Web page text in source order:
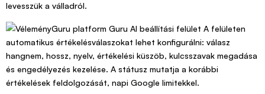
levesszük a válladról.